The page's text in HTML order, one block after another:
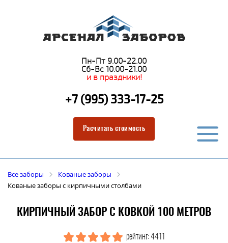
Пн-Пт 9.00-22.00
Сб-Вс 10.00-21.00
и в праздники!
+7 (995) 333-17-25
Расчитать стоимость
Все заборы
Кованые заборы
Кованые заборы с кирпичными столбами
КИРПИЧНЫЙ ЗАБОР С КОВКОЙ 100 МЕТРОВ
рейтинг: 4411